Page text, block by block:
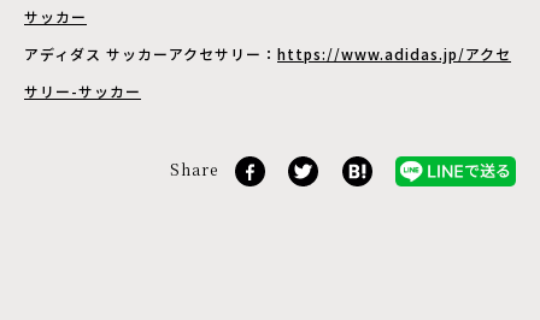
サッカー
アディダス サッカーアクセサリー： https://www.adidas.jp/アクセ
サリー-サッカー
Share